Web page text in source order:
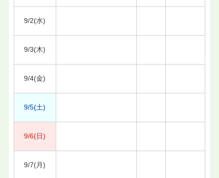
9/2(水)
9/3(木)
9/4(金)
9/5(土)
9/6(日)
9/7(月)